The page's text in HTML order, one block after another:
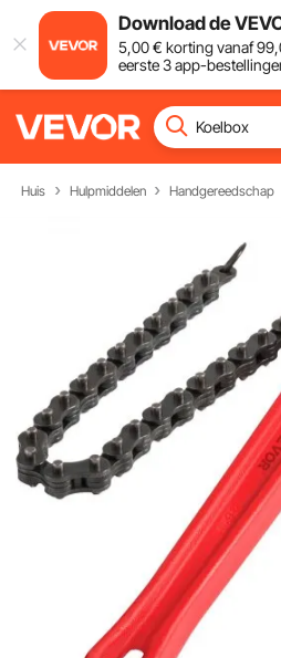
Download de
5,00€ korting vanaf99
eerste 3 app-
Huis Hulpmiddelen Handgereedschap